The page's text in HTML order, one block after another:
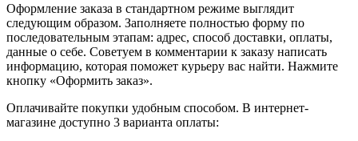
Оформление заказа в стандартном режиме выглядит
следующим образом. Заполняете полностью форму по
последовательным этапам: адрес, способ доставки, оплаты,
данные о себе. Советуем в комментарии к заказу написать
информацию, которая поможет курьеру вас найти. Нажмите
кнопку «Оформить заказ».
Оплачивайте покупки удобным способом. В интернет-
магазине доступно 3 варианта оплаты: